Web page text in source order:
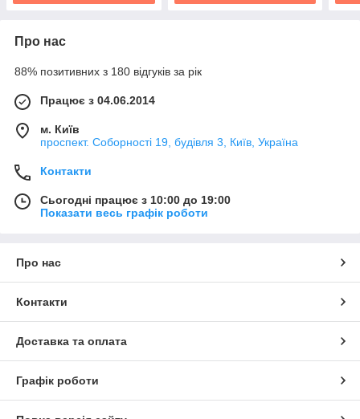
Про нас
88% позитивних з 180 відгуків за рік
Працює з 04.06.2014
м. Київ
проспект. Соборності 19, будівля 3, Київ, Україна
Контакти
Сьогодні працює з 10:00 до 19:00
Показати весь графік роботи
Про нас
Контакти
Доставка та оплата
Графік роботи